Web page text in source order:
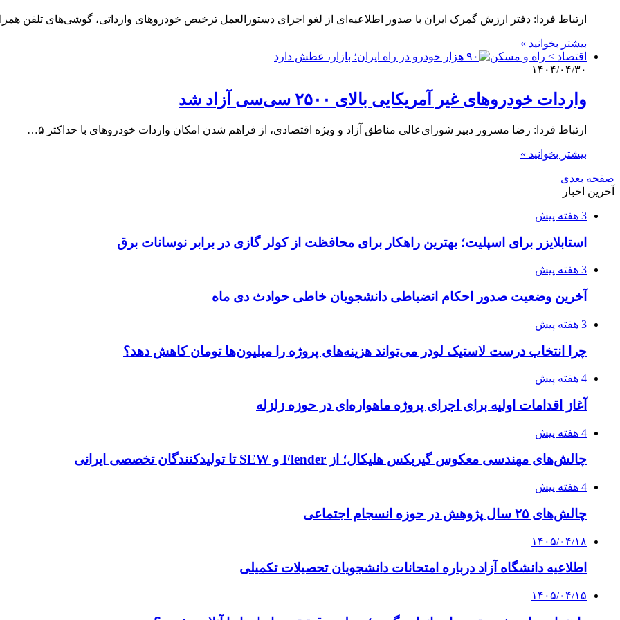
ارتباط فردا: دفتر ارزش گمرک ایران با صدور اطلاعیه‌ای از لغو اجرای دستورالعمل ترخیص خودروهای وارداتی، گوشی‌های تلفن
بیشتر بخوانید »
اقتصاد > راه و مسکن
۱۴۰۴/۰۴/۳۰
واردات خودروهای غیر آمریکایی بالای ۲۵۰۰ سی‌سی آزاد شد
ارتباط فردا: رضا مسرور دبیر شورای‌عالی مناطق آزاد و ویژه اقتصادی، از فراهم شدن امکان واردات خودروهای با حداکثر ۵…
بیشتر بخوانید »
صفحه بعدی
آخرین اخبار
3 هفته پیش
استابلایزر برای اسپلیت؛ بهترین راهکار برای محافظت از کولر گازی در برابر نوسانات برق
3 هفته پیش
آخرین وضعیت صدور احکام انضباطی دانشجویان خاطی حوادث دی ماه
3 هفته پیش
چرا انتخاب درست لاستیک لودر می‌تواند هزینه‌های پروژه را میلیون‌ها تومان کاهش دهد؟
4 هفته پیش
آغاز اقدامات اولیه برای اجرای پروژه ماهواره‌ای در حوزه زلزله
4 هفته پیش
چالش‌های مهندسی معکوس گیربکس هلیکال؛ از Flender و SEW تا تولیدکنندگان تخصصی ایرانی
4 هفته پیش
چالش‌های ۲۵ سال پژوهش در حوزه انسجام اجتماعی
۱۴۰۵/۰۴/۱۸
اطلاعیه دانشگاه آزاد درباره امتحانات دانشجویان تحصیلات تکمیلی
۱۴۰۵/۰۴/۱۵